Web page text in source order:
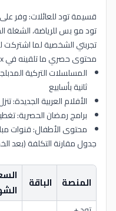
قسيمة تود للعائلات: وفر
تود مو بس للرياضة، الشغلة
تجربتي الشخصية لما اشتركت
محتوى حصري ما تلقينه في Netflix أو Shahid:
المسلسلات التركية
ثانية بأسابيع
الأفلام العربية الجديدة:
برامج رمضان الحصرية:
محتوى الأطفال: قنوات
جدول مقارنة التكلفة (بعد
المنصة الباقة